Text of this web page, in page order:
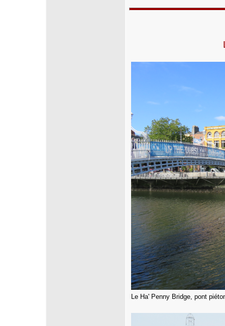
Le Ha' Penny Bridge, pont